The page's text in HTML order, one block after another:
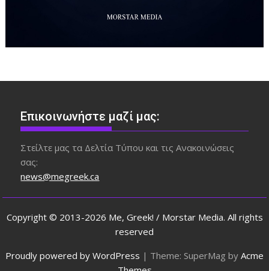
Επικοινωνήστε μαζί μας:
Στείλτε μας τα Δελτία Τύπου και τις Ανακοινώσεις
σας:
news@megreek.ca
Copyright © 2013-2026 Me, Greek! / Morstar Media. All rights
reserved
Proudly powered by WordPress | Theme: SuperMag by Acme